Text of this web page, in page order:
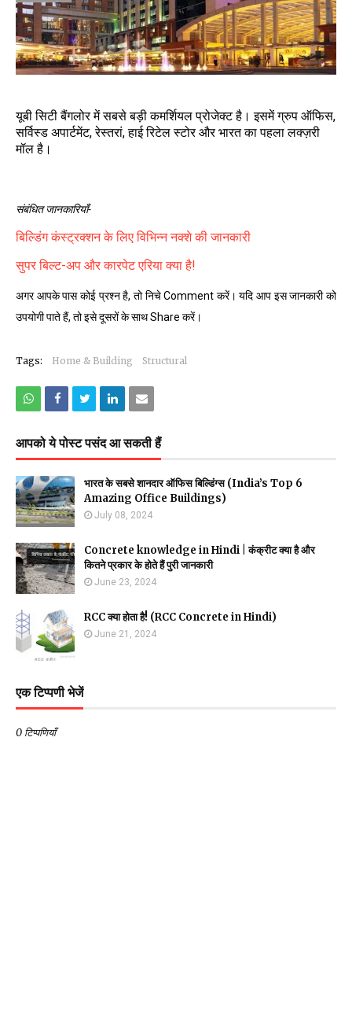
यूबी सिटी बैंगलोर में सबसे बड़ी कमर्शियल प्रोजेक्ट है। इसमें ग्रुप ऑफिस,
सर्विस्ड अपार्टमेंट, रेस्तरां, हाई रिटेल स्टोर और भारत का पहला लक्ज़री
मॉल है।
संबंधित जानकारियाँ-
बिल्डिंग कंस्ट्रक्शन के लिए विभिन्न नक्शे की जानकारी
सुपर बिल्ट-अप और कारपेट एरिया क्या है!
अगर आपके पास कोई प्रश्न है, तो निचे Comment करें। यदि आप इस जानकारी को
उपयोगी पाते हैं, तो इसे दूसरों के साथ Share करें।
Tags: Home & Building Structural
आपको ये पोस्ट पसंद आ सकती हैं
भारत के सबसे शानदार ऑफिस बिल्डिंग्स (India’s Top 6
Amazing Office Buildings)
July 08, 2024
Concrete knowledge in Hindi | कंक्रीट क्या है और
कितने प्रकार के होते हैं पुरी जानकारी
June 23, 2024
RCC क्या होता है! (RCC Concrete in Hindi)
June 21, 2024
एक टिप्पणी भेजें
0 टिप्पणियाँ